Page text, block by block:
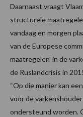
Daarnaast vraagt
structurele
vandaag en morgen
van de Europese
maatregelen’ in de
de Ruslandcrisis in
“Op die manier kan
voor de
ondersteund worden.